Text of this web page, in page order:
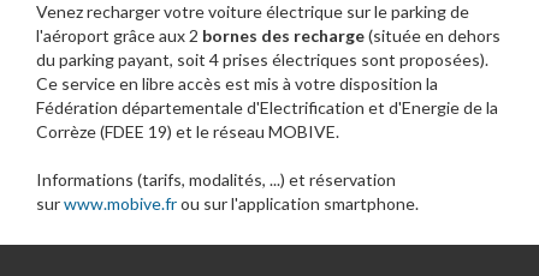
Venez recharger votre voiture électrique sur le parking de
l'aéroport grâce aux 2 bornes des recharge(située en dehors
du parking payant, soit 4 prises électriques sont proposées).
Ce service en libre accès est mis à votre disposition la
Fédération départementale d'Electrification et d'Energie de la
Corrèze (FDEE 19) et le réseau MOBIVE.
Informations (tarifs, modalités, ...) et réservation
surwww.mobive.frou sur l'application smartphone.